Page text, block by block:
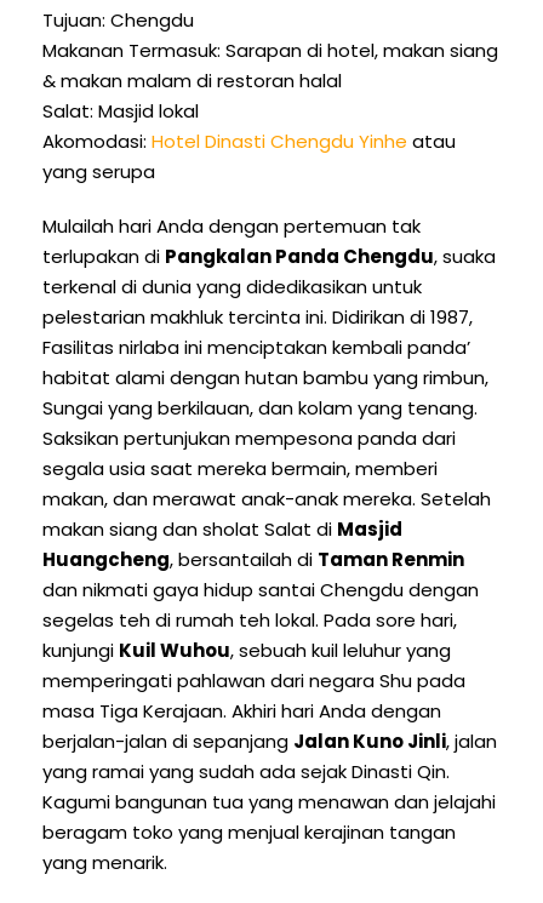
Tujuan: Chengdu
Makanan Termasuk: Sarapan di hotel, makan siang
& makan malam di restoran halal
Salat: Masjid lokal
Akomodasi: Hotel Dinasti Chengdu Yinhe atau
yang serupa
Mulailah hari Anda dengan pertemuan tak
terlupakan di Pangkalan Panda Chengdu, suaka
terkenal di dunia yang didedikasikan untuk
pelestarian makhluk tercinta ini. Didirikan di 1987,
Fasilitas nirlaba ini menciptakan kembali panda’
habitat alami dengan hutan bambu yang rimbun,
Sungai yang berkilauan, dan kolam yang tenang.
Saksikan pertunjukan mempesona panda dari
segala usia saat mereka bermain, memberi
makan, dan merawat anak-anak mereka. Setelah
makan siang dan sholat Salat di Masjid
Huangcheng, bersantailah di Taman Renmin
dan nikmati gaya hidup santai Chengdu dengan
segelas teh di rumah teh lokal. Pada sore hari,
kunjungi Kuil Wuhou, sebuah kuil leluhur yang
memperingati pahlawan dari negara Shu pada
masa Tiga Kerajaan. Akhiri hari Anda dengan
berjalan-jalan di sepanjang Jalan Kuno Jinli, jalan
yang ramai yang sudah ada sejak Dinasti Qin.
Kagumi bangunan tua yang menawan dan jelajahi
beragam toko yang menjual kerajinan tangan
yang menarik.